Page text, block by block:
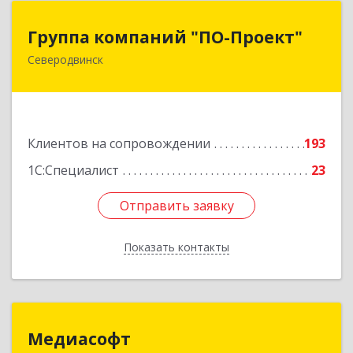
Группа компаний "ПО-Проект"
Северодвинск
Клиентов на сопровождении
193
1С:Специалист
23
Отправить заявку
Показать контакты
Группа компаний "ПО-Проект"
164500, Архангельская обл, Северодвинск г,
Отправить заявку
Назад
Медиасофт